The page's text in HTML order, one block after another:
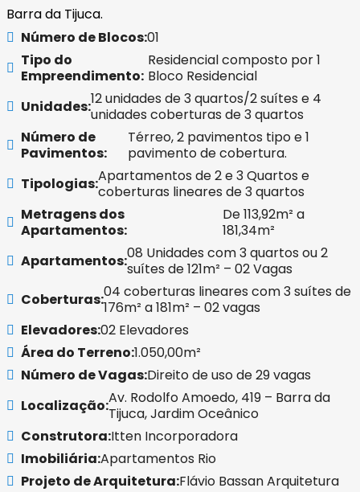
Barra da Tijuca.
Número de Blocos:01
Tipo do
Empreendimento:
Residencial composto por 1
Bloco Residencial
Unidades:12 unidades de 3 quartos/2 suítes e 4
unidades coberturas de 3 quartos
Número de
Pavimentos:
Térreo, 2 pavimentos tipo e 1
pavimento de cobertura.
Tipologias:Apartamentos de 2 e 3 Quartos e
coberturas lineares de 3 quartos
Metragens dos
Apartamentos:
De 113,92m² a
181,34m²
Apartamentos:08 Unidades com 3 quartos ou 2
suítes de 121m² – 02 Vagas
Coberturas:04 coberturas lineares com 3 suítes de
176m² a 181m² – 02 vagas
Elevadores:02 Elevadores
Área do Terreno:1.050,00m²
Número de Vagas:Direito de uso de 29 vagas
Localização:Av. Rodolfo Amoedo, 419 – Barra da
Tijuca, Jardim Oceânico
Construtora:Itten Incorporadora
Imobiliária:Apartamentos Rio
Projeto de Arquitetura:Flávio Bassan Arquitetura